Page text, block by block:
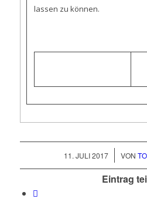
lassen zu können.
11. JULI 2017
/ VON
Eintrag